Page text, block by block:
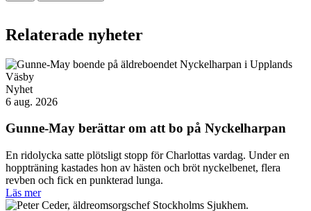
Relaterade nyheter
Nyhet
6 aug. 2026
Gunne-May berättar om att bo på Nyckelharpan
En ridolycka satte plötsligt stopp för Charlottas vardag. Under en
hoppträning kastades hon av hästen och bröt nyckelbenet, flera
revben och fick en punkterad lunga.
Läs mer